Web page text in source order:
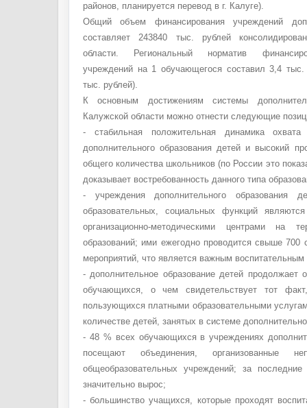
районов, планируется перевод в г. Калуге).
Общий объем финансирования учреждений
составляет 243840 тыс. рублей
области. Региональный норматив
учреждений на 1 обучающегося составил 3,4
тыс. рублей).
К основным достижениям системы
Калужской области можно отнести следующие
- стабильная положительная динамика
дополнительного образования детей и высокий
общего количества школьников (по России это
доказывает востребованность данного типа
- учреждения дополнительного образования
образовательных, социальных функций
организационно-методическими центрами на
образований; ими ежегодно проводится свыше 700
мероприятий, что является важным
- дополнительное образование детей продолжает
обучающихся, о чем свидетельствует тот
пользующихся платными образовательными
количестве детей, занятых в системе
- 48 % всех обучающихся в учреждениях
посещают объединения, организованные
общеобразовательных учреждений; за
значительно вырос;
- большинство учащихся, которые проходят